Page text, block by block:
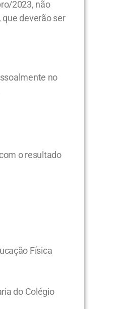
2023, não
deverão ser
no
o resultado
Física
do Colégio